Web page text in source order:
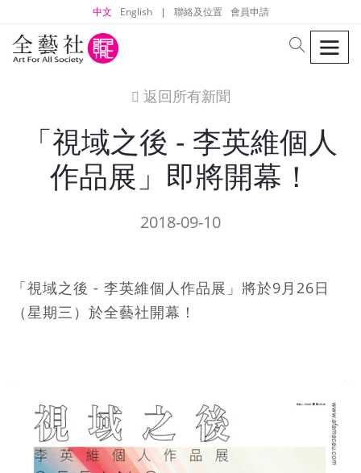
中文 English | 聯絡及位置 會員申請
search
icon
返回所有新聞
「視域之後 - 李英維個人
作品展」即將開幕！
2018-09-10
「視域之後 - 李英維個人作品展」將於9月26日
（星期三）於全藝社開幕！